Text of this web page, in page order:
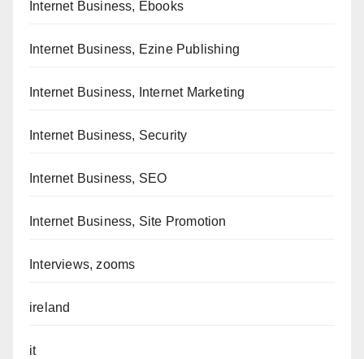
Internet Business, Ebooks
Internet Business, Ezine Publishing
Internet Business, Internet Marketing
Internet Business, Security
Internet Business, SEO
Internet Business, Site Promotion
Interviews, zooms
ireland
it